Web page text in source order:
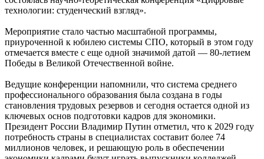
технологии: студенческий взгляд».
Мероприятие стало частью масштабной программы,
приуроченной к юбилею системы СПО, который в этом году
отмечается вместе с еще одной значимой датой — 80-летием
Победы в Великой Отечественной войне.
Ведущие конференции напомнили, что система среднего
профессионального образования была создана в годы
становления трудовых резервов и сегодня остается одной из
ключевых основ подготовки кадров для экономики.
Президент России Владимир Путин отметил, что к 2029 году
потребность страны в специалистах составит более 74
миллионов человек, и решающую роль в обеспечении